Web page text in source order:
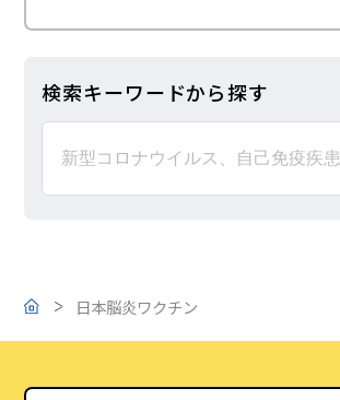
チン
ロタウイルスワクチン
おたふくかぜワクチン
肺炎球菌ワクチン（小児・成人）
子宮頸(けい)がんワクチン
Ｂ型肝炎ワクチン
検索キーワードから探す
トップ日本脳炎ワクチン